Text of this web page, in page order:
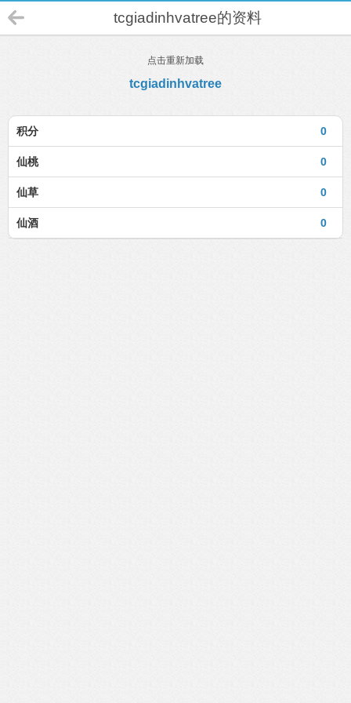
tcgiadinhvatree的资料
点击重新加载
tcgiadinhvatree
0
积分
0
仙桃
0
仙草
0
仙酒